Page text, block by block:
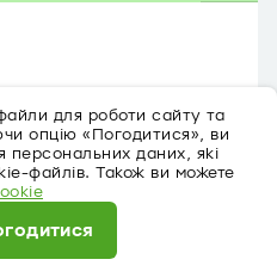
для роботи сайту та
опцію «Погодитися», ви
даних, які
файлів. Також ви можете
2026
і не платіть за
для бізнесу від